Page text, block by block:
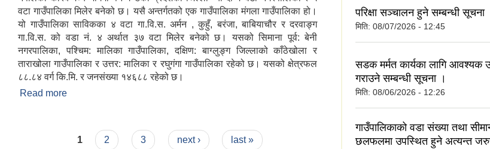
वटा गाउँपालिका मिलेर बनेको छ। यसै अन्तर्गतको एक गाउँपालिका मंगला गाउँपालिका हो।
यो गाउँपालिका साविकका ४ वटा गा.वि.स. अर्मन , कुहुँ, बरंजा, बाबियाचौर र दरवाङ्ग
गा.वि.स. को वडा नं. ४ अर्थात ३७ वटा मिलेर बनेको छ। यसको सिमाना पूर्व: बेनी
नगरपालिका, पश्चिम: मालिका गाउँपालिका, दक्षिण: बाग्लुङ्ग जिल्लाको काँठेखोला र
ताराखोला गाउँपालिका र उत्तर: मालिका र रघुगंगा गाउँपालिका रहेको छ। यसको क्षेत्रफल
८८.८४ वर्ग कि.मि. र जनसंख्या १४६८८ रहेको छ।
Read more
1 2 3 next › last »
परिक्षा सञ्चालन हुने सम्बन्धी सूचना
मिति: 08/07/2026 - 12:45
सडक मर्मत कार्यका लागि आवश्यक
गराउने सम्बन्धी सूचना ।
मिति: 08/06/2026 - 12:26
गाउँपालिकाको वडा संख्या तथा
छलफलमा उपस्थित हुने अत्यन्त